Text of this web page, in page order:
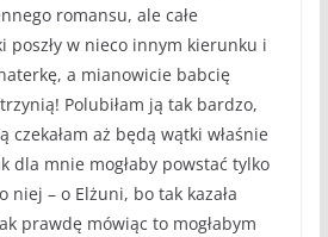
romansu, ale całe
poszły w nieco innym kierunku i
a mianowicie babcię
Polubiłam ją tak bardzo,
czekałam aż będą wątki właśnie
dla mnie mogłaby powstać tylko
niej – o Elżuni, bo tak kazała
prawdę mówiąc to mogłabym